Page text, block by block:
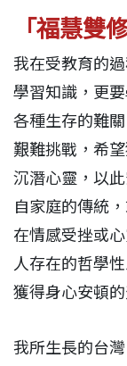
「福慧雙
我在受教育的
學習知識，更
各種生存的難
艱難挑戰，希
沉潛心靈，以
自家庭的傳統
在情感受挫或
人存在的哲學
獲得身心安頓的
我所生長的台